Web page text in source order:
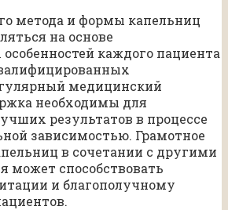
метода и формы капельниц
на основе
каждого пациента
медицинский
необходимы для
результатов в процессе
зависимостью. Грамотное
в сочетании с другими
может способствовать
и благополучному